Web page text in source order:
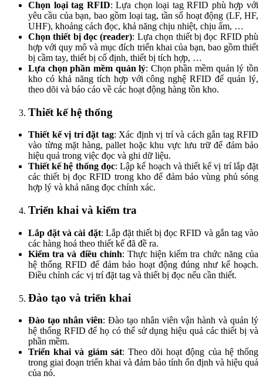
Chọn loại tag RFID: Lựa chọn loại tag RFID phù hợp với
yêu cầu của bạn, bao gồm loại tag, tần số hoạt động (LF, HF,
UHF), khoảng cách đọc, khả năng chịu nhiệt, chịu ẩm, …
Chọn thiết bị đọc (reader): Lựa chọn thiết bị đọc RFID phù
hợp với quy mô và mục đích triển khai của bạn, bao gồm thiết
bị cầm tay, thiết bị cố định, thiết bị tích hợp, …
Lựa chọn phần mềm quản lý: Chọn phần mềm quản lý tồn
kho có khả năng tích hợp với công nghệ RFID để quản lý,
theo dõi và báo cáo về các hoạt động hàng tồn kho.
Thiết kế hệ thống
Thiết kế vị trí đặt tag: Xác định vị trí và cách gắn tag RFID
vào từng mặt hàng, pallet hoặc khu vực lưu trữ để đảm bảo
hiệu quả trong việc đọc và ghi dữ liệu.
Thiết kế hệ thống đọc: Lập kế hoạch và thiết kế vị trí lắp đặt
các thiết bị đọc RFID trong kho để đảm bảo vùng phủ sóng
hợp lý và khả năng đọc chính xác.
Triển khai và kiểm tra
Lắp đặt và cài đặt: Lắp đặt thiết bị đọc RFID và gắn tag vào
các hàng hoá theo thiết kế đã đề ra.
Kiểm tra và điều chỉnh: Thực hiện kiểm tra chức năng của
hệ thống RFID để đảm bảo hoạt động đúng như kế hoạch.
Điều chỉnh các vị trí đặt tag và thiết bị đọc nếu cần thiết.
Đào tạo và triển khai
Đào tạo nhân viên: Đào tạo nhân viên vận hành và quản lý
hệ thống RFID để họ có thể sử dụng hiệu quả các thiết bị và
phần mềm.
Triển khai và giám sát: Theo dõi hoạt động của hệ thống
trong giai đoạn triển khai và đảm bảo tính ổn định và hiệu quả
của nó.